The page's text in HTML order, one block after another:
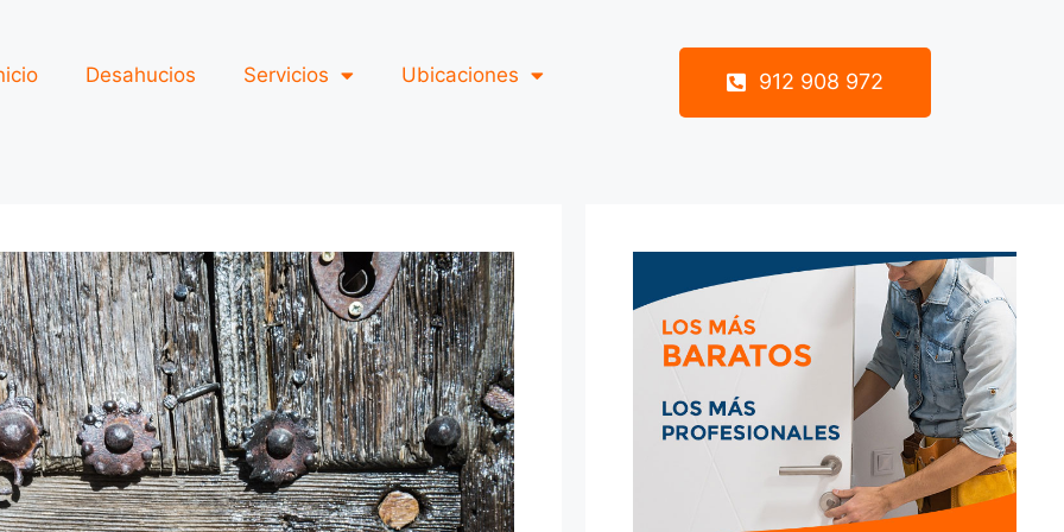
Desahucios Servicios Ubicaciones 912 908 972